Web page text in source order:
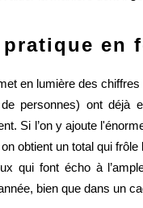
pratique en
en lumière des
personnes) ont déjà
Si l’on y ajoute
obtient un total qui
qui font écho à
bien que dans un